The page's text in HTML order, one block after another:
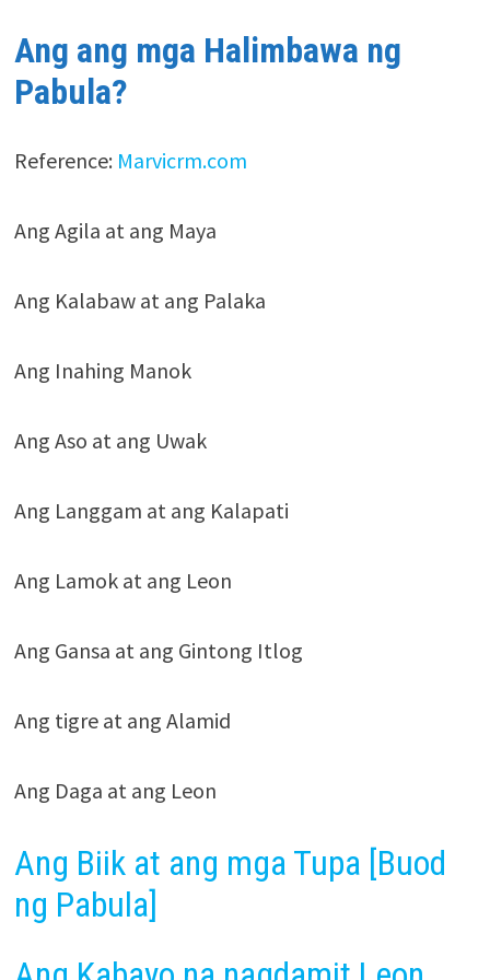
Ang ang mga Halimbawa ng
Pabula?
Reference: Marvicrm.com
Ang Agila at ang Maya
Ang Kalabaw at ang Palaka
Ang Inahing Manok
Ang Aso at ang Uwak
Ang Langgam at ang Kalapati
Ang Lamok at ang Leon
Ang Gansa at ang Gintong Itlog
Ang tigre at ang Alamid
Ang Daga at ang Leon
Ang Biik at ang mga Tupa [Buod
ng Pabula]